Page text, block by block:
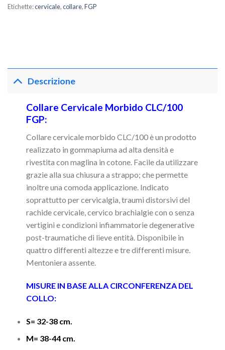
Etichette:cervicale,collare,FGP
Descrizione
Collare Cervicale Morbido CLC/100
FGP:
Collare cervicale morbido CLC/100 è un prodotto
realizzato in gommapiuma ad alta densità e
rivestita con maglina in cotone. Facile da utilizzare
grazie alla sua chiusura a strappo; che permette
inoltre una comoda applicazione. Indicato
soprattutto per cervicalgia, traumi distorsivi del
rachide cervicale, cervico brachialgie con o senza
vertigini e condizioni infiammatorie degenerative
post-traumatiche di lieve entità. Disponibile in
quattro differenti altezze e tre differenti misure.
Mentoniera assente.
MISURE IN BASE ALLA CIRCONFERENZA DEL
COLLO:
S= 32-38 cm.
M= 38-44 cm.